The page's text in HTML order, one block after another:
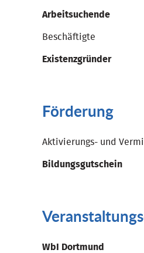
Arbeitsuchende
Beschäftigte
Existenzgründer
Förderung
Aktivierungs- und
Bildungsgutschein
WbI Dortmund